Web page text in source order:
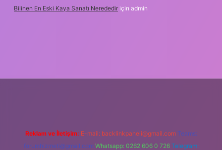
Bilinen En Eski Kaya Sanatı Nerededir için admin
Reklam ve İletişim: E-mail: backlinkpaneli@gmail.com Teams:
forumhizmeti@gmail.com Whatsapp: 0262 606 0 726 Telegram: